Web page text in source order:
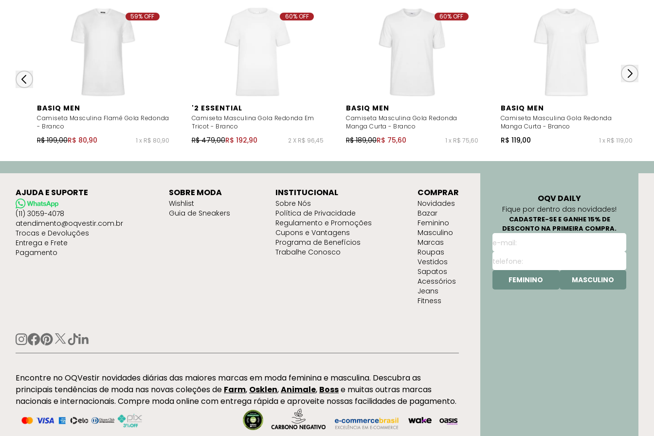
BASIQ MEN
Camiseta Masculina Flamê Gola Redonda
- Branco
R$ 199,00R$ 80,90 1 x R$ 80,90
59% OFF
'2 ESSENTIAL
Camiseta Masculina Gola Redonda Em
Tricot - Branco
R$ 479,00R$ 192,90 2 X R$ 96,45
60% OFF
BASIQ MEN
Camiseta Masculina Gola Redonda
Manga Curta - Branco
R$ 189,00R$ 75,60 1 x R$ 75,60
60% OFF
BASIQ MEN
Camiseta Masculina Gola Redonda
Manga Curta - Branco
R$ 119,00 1 x R$ 119,00
OQV DAILY
Fique por dentro das novidades!
CADASTRE-SE E GANHE 15% DE
DESCONTO NA PRIMEIRA COMPRA.
FEMININO MASCULINO
AJUDA E SUPORTE
(11) 3059-4078
atendimento@oqvestir.com.br
Trocas e Devoluções
Entrega e Frete
Pagamento
SOBRE MODA
Wishlist
Guia de Sneakers
INSTITUCIONAL
Sobre Nós
Política de Privacidade
Regulamento e Promoções
Cupons e Vantagens
Programa de Benefícios
Trabalhe Conosco
COMPRAR
Novidades
Bazar
Feminino
Masculino
Marcas
Roupas
Vestidos
Sapatos
Acessórios
Jeans
Fitness
Encontre no OQVestir novidades diárias das maiores marcas em moda feminina e masculina. Descubra as
principais tendências de moda nas novas coleções de Farm, Osklen,Animale, Bosse muitas outras marcas
nacionais e internacionais. Compre moda online com entrega rápida e aproveite nossas facilidades de pagamento.